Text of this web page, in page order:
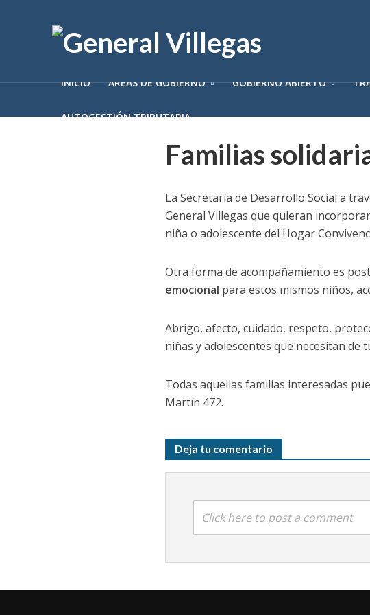
INICIO ÁREAS DE GOBIERNO GOBIERNO ABIERTO
AUTOGESTIÓN TRIBUTARIA
Familias
La Secretaría de Desarrollo Social a
General Villegas que quieran
niña o adolescente del Hogar
Otra forma de acompañamiento es
emocional para estos mismos niños,
Abrigo, afecto, cuidado, respeto,
niñas y adolescentes que necesitan de
Todas aquellas familias interesadas
Martín 472.
Deja tu comentario
Click here to post a comment